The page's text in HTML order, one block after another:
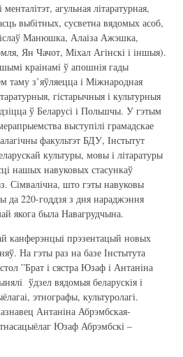
агульная літаратурная,
выбітных, сусветна вядомых асоб,
Манюшка, Алаіза Ажэшка,
Ян Чачот, Міхал Агінскі і іншыя).
краінамі ў апошнія гады
таму з’яўляецца і Міжнародная
гістарычныя і культурныя
ў Беларусі і Польшчы. У гэтым
выступілі грамадскае
факультэт БДУ, Інстытут
культуры, мовы і літаратуры
нашых навуковых стасункаў
Сімвалічна, што гэты навуковы
да 220-годдзя з дня нараджэння
якога была Навагрудчына.
канферэнцыі прэзентацый новых
На гэты раз на базе Інстытута
”Брат і сястра Юзаф і Антаніна
ўдзел вядомыя беларускія і
этнографы, культуролагі.
Антаніна Абрэмбская-
Юзаф Абрэмбскі –